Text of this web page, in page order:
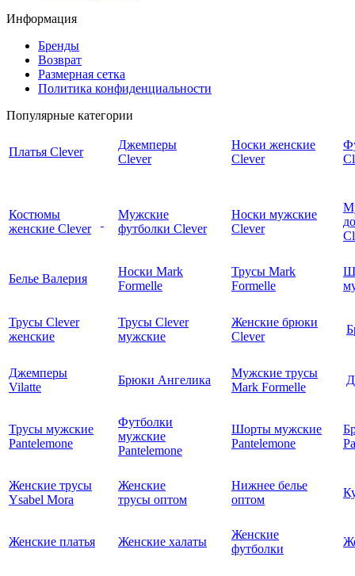
Информация
Бренды
Возврат
Размерная сетка
Политика конфиденциальности
Популярные категории
Платья Clever
Джемперы
Clever
Носки женские
Clever
Костюмы
женские Clever
Мужские
футболки Clever
Носки мужские
Clever
Белье Валерия
Носки Mark
Formelle
Трусы Mark
Formelle
Трусы Clever
женские
Трусы Clever
мужские
Женские брюки
Clever
Джемперы
Vilatte
Брюки Ангелика
Мужские трусы
Mark Formelle
Трусы мужские
Pantelemone
Футболки
мужские
Pantelemone
Шорты мужские
Pantelemone
Женские трусы
Ysabel Mora
Женские
трусы оптом
Нижнее белье
оптом
Женские платья Женские халаты
Женские
футболки